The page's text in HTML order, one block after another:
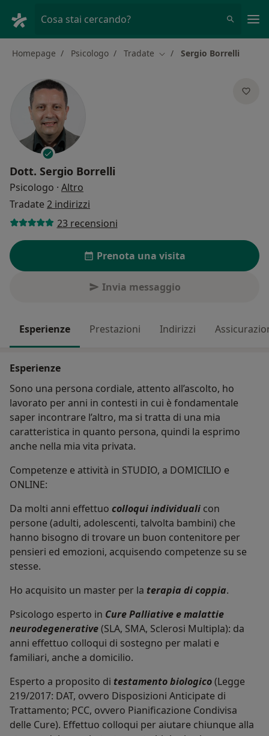
Cosa stai cercando?
Homepage Psicologo Tradate Cambia città
Sergio Borrelli
Dott. Sergio Borrelli
Psicologo · Altro
Tradate 2 indirizzi
23 recensioni
Prenota una visita
Invia messaggio
Esperienze Prestazioni Indirizzi
Esperienze
Sono una persona cordiale, attento all’ascolto, ho
lavorato per anni in contesti in cui è fondamentale
saper incontrare l’altro, ma si tratta di una mia
caratteristica in quanto persona, quindi la esprimo
anche nella mia vita privata.
Competenze e attività in STUDIO, a DOMICILIO e
ONLINE:
Da molti anni effettuo colloqui individuali con
persone (adulti, adolescenti, talvolta bambini) che
hanno bisogno di trovare un buon contenitore per
pensieri ed emozioni, acquisendo competenze su se
stesse.
Ho acquisito un master per la terapia di coppia.
Psicologo esperto in Cure Palliative e malattie
neurodegenerative(SLA, SMA, Sclerosi Multipla): da
anni effettuo colloqui di sostegno per malati e
familiari, anche a domicilio.
Esperto a proposito di testamento biologico(Legge
219/2017: DAT, ovvero Disposizioni Anticipate di
Trattamento; PCC, ovvero Pianificazione Condivisa
delle Cure). Effettuo colloqui per aiutare chiunque alla